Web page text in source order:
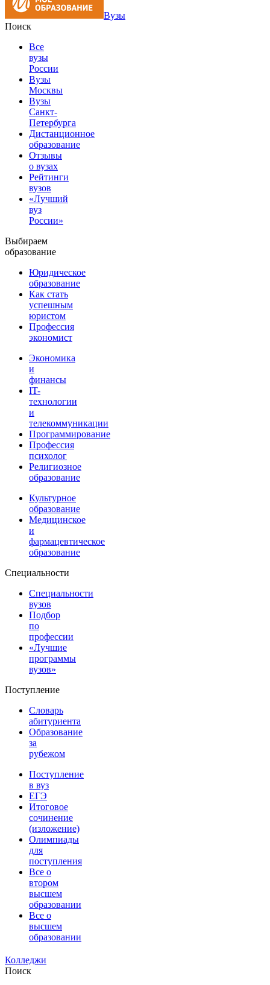
Вузы
Поиск
Все
вузы
России
Вузы
Москвы
Вузы
Санкт-
Петербурга
Дистанционное
образование
Отзывы
о вузах
Рейтинги
вузов
«Лучший
вуз
России»
Выбираем
образование
Юридическое
образование
Как стать
успешным
юристом
Профессия
экономист
Экономика
и
финансы
IT-
технологии
и
телекоммуникации
Программирование
Профессия
психолог
Религиозное
образование
Культурное
образование
Медицинское
и
фармацевтическое
образование
Специальности
Специальности
вузов
Подбор
по
профессии
«Лучшие
программы
вузов»
Поступление
Словарь
абитуриента
Образование
за
рубежом
Поступление
в вуз
ЕГЭ
Итоговое
сочинение
(изложение)
Олимпиады
для
поступления
Все о
втором
высшем
образовании
Все о
высшем
образовании
Колледжи
Поиск